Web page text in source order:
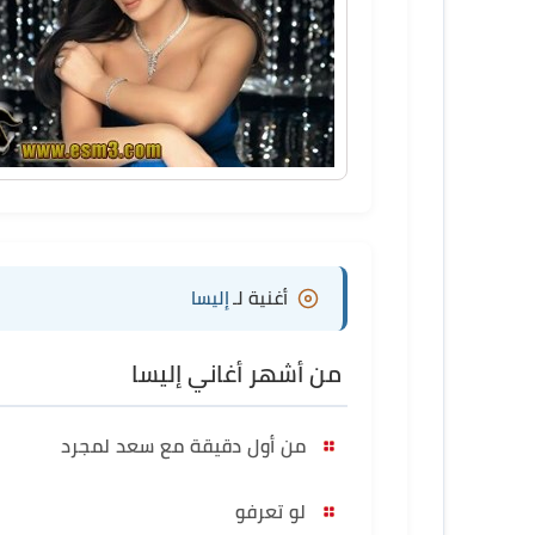
أغنية لـ إليسا
من أشهر أغاني إليسا
من أول دقيقة مع سعد لمجرد
لو تعرفو